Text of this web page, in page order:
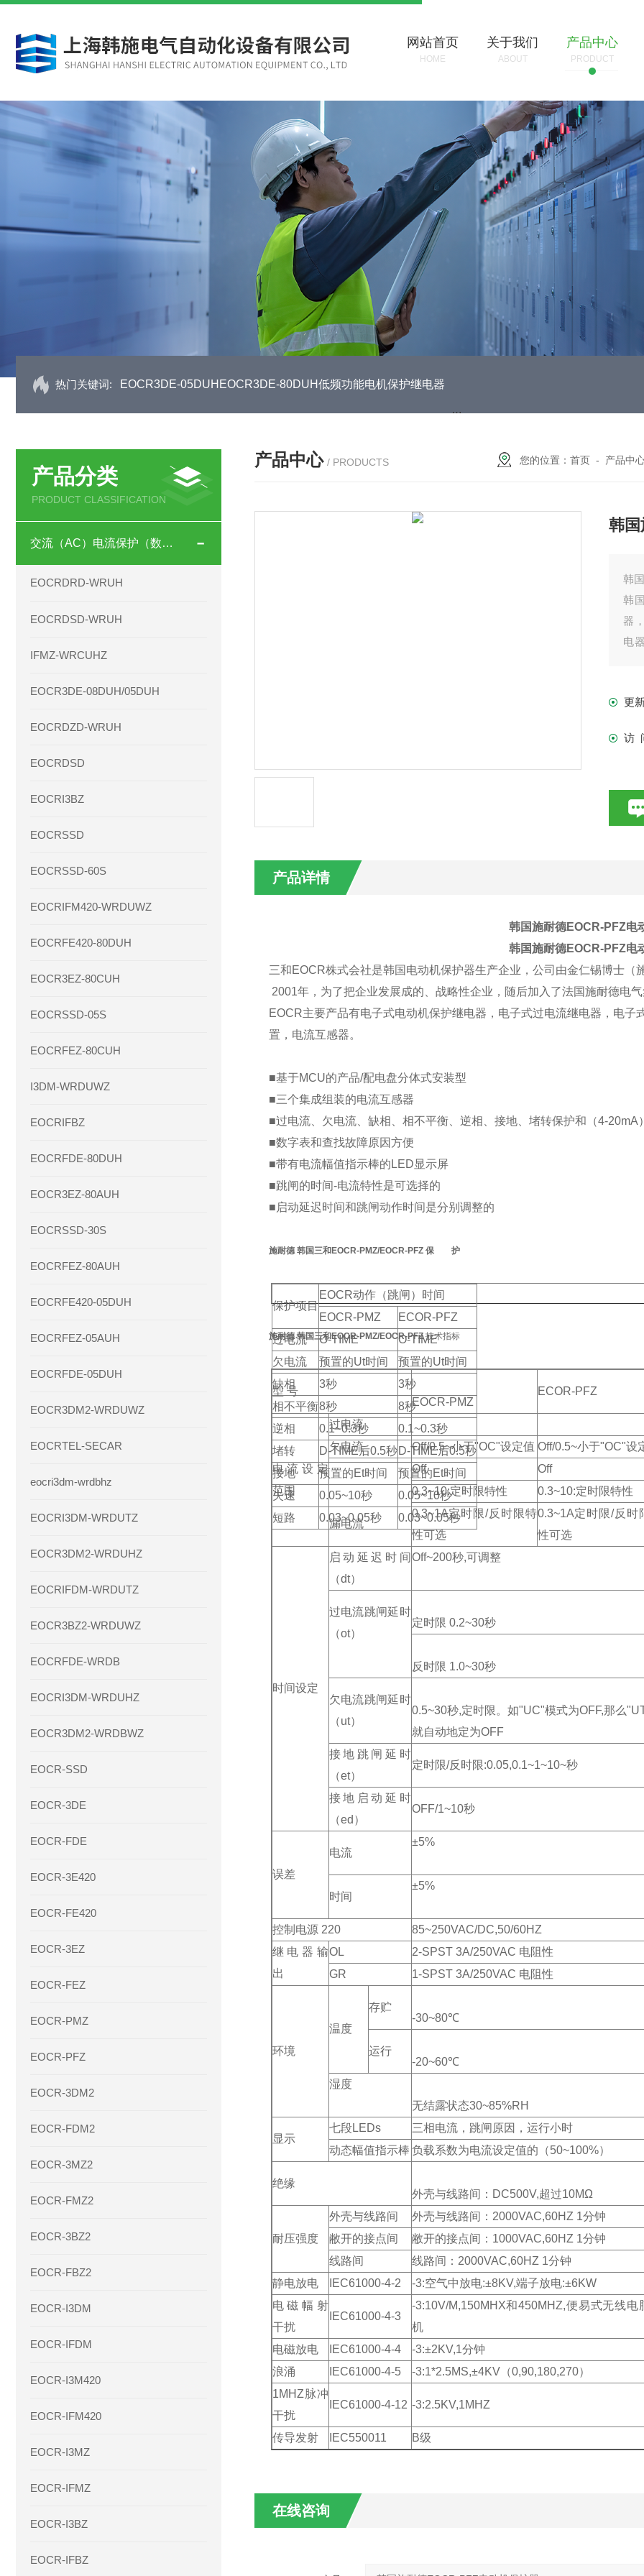
网站首页
HOME
关于我们
ABOUT
产品中心
PRODUCT
热门关键词: EOCR3DE-05DUHEOCR3DE-80DUH低频功能电机保护继电器
产品分类
PRODUCT CLASSIFICATION
交流（AC）电流保护（数码型）
EOCRDRD-WRUH
EOCRDSD-WRUH
IFMZ-WRCUHZ
EOCR3DE-08DUH/05DUH
EOCRDZD-WRUH
EOCRDSD
EOCRI3BZ
EOCRSSD
EOCRSSD-60S
EOCRIFM420-WRDUWZ
EOCRFE420-80DUH
EOCR3EZ-80CUH
EOCRSSD-05S
EOCRFEZ-80CUH
I3DM-WRDUWZ
EOCRIFBZ
EOCRFDE-80DUH
EOCR3EZ-80AUH
EOCRSSD-30S
EOCRFEZ-80AUH
EOCRFE420-05DUH
EOCRFEZ-05AUH
EOCRFDE-05DUH
EOCR3DM2-WRDUWZ
EOCRTEL-SECAR
eocri3dm-wrdbhz
EOCRI3DM-WRDUTZ
EOCR3DM2-WRDUHZ
EOCRIFDM-WRDUTZ
EOCR3BZ2-WRDUWZ
EOCRFDE-WRDB
EOCRI3DM-WRDUHZ
EOCR3DM2-WRDBWZ
EOCR-SSD
EOCR-3DE
EOCR-FDE
EOCR-3E420
EOCR-FE420
EOCR-3EZ
EOCR-FEZ
EOCR-PMZ
EOCR-PFZ
EOCR-3DM2
EOCR-FDM2
EOCR-3MZ2
EOCR-FMZ2
EOCR-3BZ2
EOCR-FBZ2
EOCR-I3DM
EOCR-IFDM
EOCR-I3M420
EOCR-IFM420
EOCR-I3MZ
EOCR-IFMZ
EOCR-I3BZ
EOCR-IFBZ
产品中心 / PRODUCTS 您的位置：首页 - 产品中
韩
韩
韩
器
电
更
访
产品详情
韩国施耐德EOCR-PFZ电
韩国施耐德EOCR-PFZ电
三和EOCR株式会社是韩国电动机保护器生产企业，公司由金仁锡博士（
2001年，为了把企业发展成的、战略性企业，随后加入了法国施耐德电
EOCR主要产品有电子式电动机保护继电器，电子式过电流继电器，电
置，电流互感器。
■基于MCU的产品/配电盘分体式安装型
■三个集成组装的电流互感器
■过电流、欠电流、缺相、相不平衡、逆相、接地、堵转保护和（4-20mA
■数字表和查找故障原因方便
■带有电流幅值指示棒的LED显示屏
■跳闸的时间-电流特性是可选择的
■启动延迟时间和跳闸动作时间是分别调整的
施耐德 韩国三和EOCR-PMZ/EOCR-PFZ 保 护
保护项目
EOCR动作（跳闸）时间
EOCR-PMZ
ECOR-PFZ
过电流
O-TIME
O-TIME
欠电流
预置的Ut时间
预置的Ut时间
缺相
3秒
3秒
相不平衡8秒
8秒
逆相
0.1~0.3秒
0.1~0.3秒
堵转
D-TIME后0.5秒 D-TIME后0.5秒
接地
预置的Et时间
预置的Et时间
失速
0.05~10秒
0.05~10秒
短路
0.03~0.05秒 0.03~0.05秒
施耐德 韩国三和EOCR-PMZ/EOCR-PFZ技术指标
型 号
EOCR-PMZ
ECOR-PFZ
电流设定
范围
过电流
欠电流
Off/0.5~小于"OC"设定值 Off/0.5~小于"OC"设
漏电流
Off
Off
0.3~10:定时限特性
0.3~10:定时限特性
0.3~1A定时限/反时限特
性可选
0.3~1A定时限/反时
性可选
时间设定
启动延迟时间
（dt）
Off~200秒,可调整
过电流跳闸延时
（ot）
定时限 0.2~30秒
反时限 1.0~30秒
欠电流跳闸延时
（ut）
0.5~30秒,定时限。如"UC"模式为OFF,那么
就自动地定为OFF
接地跳闸延时
（et）
定时限/反时限:0.05,0.1~1~10~秒
接地启动延时
（ed）
OFF/1~10秒
误差
电流
±5%
时间
±5%
控制电源 220
85~250VAC/DC,50/60HZ
继电器输
出
OL
2-SPST 3A/250VAC 电阻性
GR
1-SPST 3A/250VAC 电阻性
环境
温度
存贮
-30~80℃
运行
-20~60℃
湿度
无结露状态30~85%RH
显示
七段LEDs
三相电流，跳闸原因，运行小时
动态幅值指示棒 负载系数为电流设定值的（50~100%）
绝缘
外壳与线路间：DC500V,超过10MΩ
耐压强度
外壳与线路间
外壳与线路间：2000VAC,60HZ 1分钟
敝开的接点间
敝开的接点间：1000VAC,60HZ 1分钟
线路间
线路间：2000VAC,60HZ 1分钟
静电放电
IEC61000-4-2
-3:空气中放电:±8KV,端子放电:±6KW
电磁幅射
干扰
IEC61000-4-3
-3:10V/M,150MHX和450MHZ,便易式无线电
机
电磁放电
IEC61000-4-4
-3:±2KV,1分钟
浪涌
IEC61000-4-5
-3:1*2.5MS,±4KV（0,90,180,270）
1MHZ脉冲
干扰
IEC61000-4-12 -3:2.5KV,1MHZ
传导发射 IEC550011 B级
在线咨询